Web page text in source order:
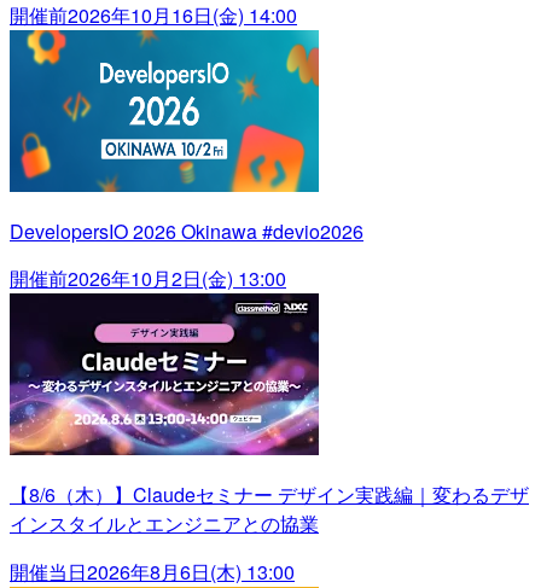
開催前2026年10月16日(金) 14:00
DevelopersIO 2026 Okinawa #devio2026
開催前2026年10月2日(金) 13:00
【8/6（木）】Claudeセミナー デザイン実践編｜変わるデザ
インスタイルとエンジニアとの協業
開催当日2026年8月6日(木) 13:00